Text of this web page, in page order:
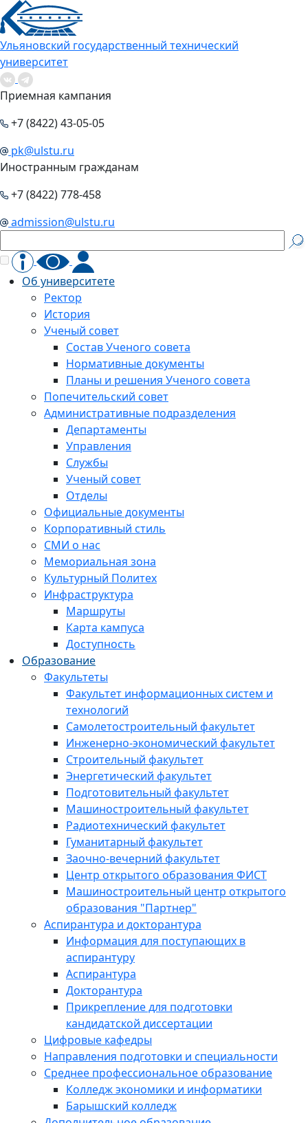
Ульяновский государственный технический
университет
Приемная кампания
+7 (8422) 43-05-05
pk@ulstu.ru
Иностранным гражданам
+7 (8422) 778-458
admission@ulstu.ru
Об университете
Ректор
История
Ученый совет
Состав Ученого совета
Нормативные документы
Планы и решения Ученого совета
Попечительский совет
Административные подразделения
Департаменты
Управления
Службы
Ученый совет
Отделы
Официальные документы
Корпоративный стиль
СМИ о нас
Мемориальная зона
Культурный Политех
Инфраструктура
Маршруты
Карта кампуса
Доступность
Образование
Факультеты
Факультет информационных систем и
технологий
Самолетостроительный факультет
Инженерно-экономический факультет
Строительный факультет
Энергетический факультет
Подготовительный факультет
Машиностроительный факультет
Радиотехнический факультет
Гуманитарный факультет
Заочно-вечерний факультет
Центр открытого образования ФИСТ
Машиностроительный центр открытого
образования "Партнер"
Аспирантура и докторантура
Информация для поступающих в
аспирантуру
Аспирантура
Докторантура
Прикрепление для подготовки
кандидатской диссертации
Цифровые кафедры
Направления подготовки и специальности
Среднее профессиональное образование
Колледж экономики и информатики
Барышский колледж